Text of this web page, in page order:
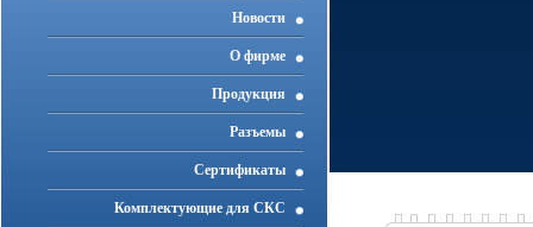
Новости
О фирме
Продукция
Разъемы
Cертификаты
Комплектующие для СКС